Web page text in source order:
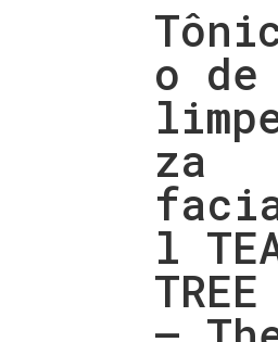
o de
za
l
TREE